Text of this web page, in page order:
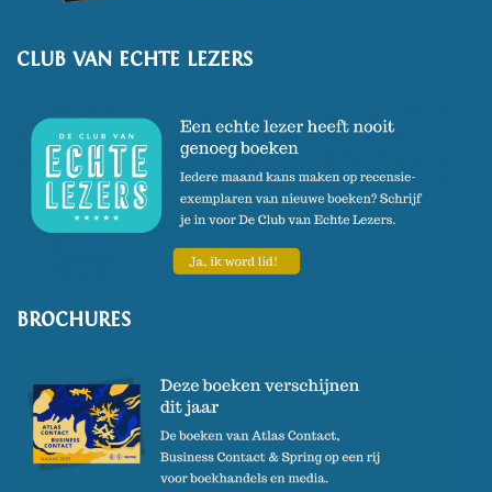
toegelaten tot de regieafdeling
Theaterschool. Tijdens deze
schrijven: verhalen, toneel,
schetsen. Al snel werd ze de
belangrijkste tekstleverancier
van haar klas: "Als er voor
Koninginnedag een
twee medeleerlingen een stuk
zochten om samen aan te
werken, maar niks konden
CLUB VAN ECHTE LEZERS
BROCHURES